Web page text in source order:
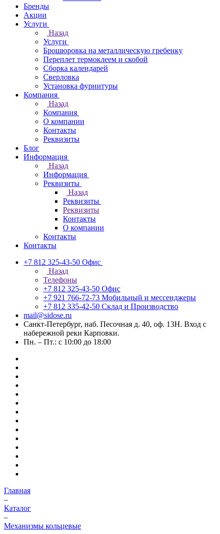
Бренды
Акции
Услуги
Назад
Услуги
Брошюровка на металлическую гребенку
Переплет термоклеем и скобой
Сборка календарей
Сверловка
Установка фурнитуры
Компания
Назад
Компания
О компании
Контакты
Реквизиты
Блог
Информация
Назад
Информация
Реквизиты
Назад
Реквизиты
Реквизиты
Контакты
О компании
Контакты
Контакты
+7 812 325-43-50 Офис
Назад
Телефоны
+7 812 325-43-50 Офис
+7 921 766-72-73 Мобильный и мессенджеры
+7 812 335-42-50 Склад и Производство
mail@sidose.ru
Санкт-Петербург, наб. Песочная д. 40, оф. 13Н. Вход с
набережной реки Карповки.
Пн. – Пт.: с 10:00 до 18:00
Главная
–
Каталог
–
Механизмы кольцевые